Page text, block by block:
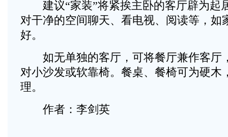
建议“家装”将紧挨主卧的客厅辟为起
对干净的空间聊天、看电视、阅读等，如
好。
如无单独的客厅，可将餐厅兼作客厅
对小沙发或软靠椅。餐桌、餐椅可为硬木
理。
作者：李剑英